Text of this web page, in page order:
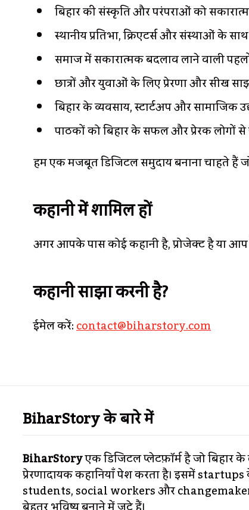
बिहार की संस्कृति और परंपराओं को
स्थानीय प्रतिभा, क्रिएटर्स और संस्थाओं के
समाज में सकारात्मक बदलाव लाने वाली
छात्रों और युवाओं के लिए प्रेरणा और सीख
बिहार के व्यवसाय, स्टार्टअप और सामाजिक
पाठकों को बिहार के सफल और प्रेरक लोगों से
हम एक मजबूत डिजिटल समुदाय बनाना चाहते हैं
कहानी में शामिल हों
अगर आपके पास कोई कहानी है, प्रोजेक्ट है या
कहानी साझा करनी है?
ईमेल करें:contact@biharstory.com
BiharStory के बारे में
BiharStoryएक डिजिटल प्लेटफ़ॉर्म है जो बिहार
प्रेरणादायक कहानियाँ पेश करता है। इसमें
students, social workers और